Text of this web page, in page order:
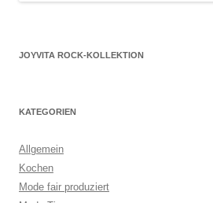
JOYVITA ROCK-KOLLEKTION
KATEGORIEN
Allgemein
Kochen
Mode fair produziert